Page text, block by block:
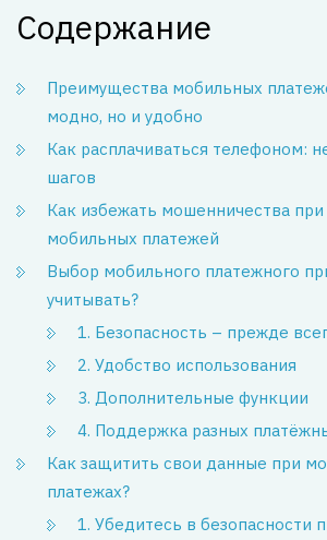
Содержание
Преимущества мобильных
модно, но и удобно
Как расплачиваться телефоном:
шагов
Как избежать мошенничества при
мобильных платежей
Выбор мобильного платежного
учитывать?
1. Безопасность – прежде
2. Удобство использования
3. Дополнительные функции
4. Поддержка разных
Как защитить свои данные при
платежах?
1. Убедитесь в безопасности